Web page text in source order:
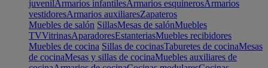
juvenilArmarios infantilesArmarios esquinerosArmarios
vestidoresArmarios auxiliaresZapateros
Muebles de salón SillasMesas de salónMuebles
TVVitrinasAparadoresEstanteriasMuebles recibidores
Muebles de cocina Sillas de cocinasTaburetes de cocinaMesas
de cocinaMesas y sillas de cocinaMuebles auxiliares de